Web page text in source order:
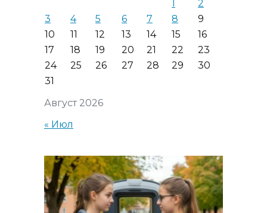
Август 2026
2
3
4 5 6 7 8
9
10
11 12 13 14 15
16
17
18 19 20 21 22
23
24
25 26 27 28 29
30
31
« Июл